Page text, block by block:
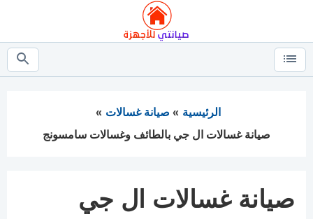
المحتوى
القائمة
بحث
الرئيسية
صيانة غسالات
صيانة غسالات ال جي بالطائف وغسالات سامسونج
صيانة غسالات ال جي